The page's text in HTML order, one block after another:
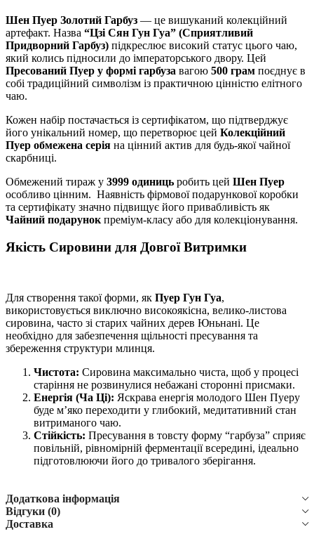
Шен Пуер Золотий Гарбуз — це вишуканий колекційний
артефакт. Назва “Цзі Сян Гун Гуа” (Сприятливий
Придворний Гарбуз) підкреслює високий статус цього чаю,
який колись підносили до імператорського двору. Цей
Пресований Пуер у формі гарбуза вагою 500 грам поєднує в
собі традиційний символізм із практичною цінністю елітного
чаю.
Кожен набір постачається із сертифікатом, що підтверджує
його унікальний номер, що перетворює цей Колекційний
Пуер обмежена серія на цінний актив для будь-якої чайної
скарбниці.
Обмежений тираж у 3999 одиниць робить цей Шен Пуер
особливо цінним. Наявність фірмової подарункової коробки
та сертифікату значно підвищує його привабливість як
Чайний подарунок преміум-класу або для колекціонування.
Якість Сировини для Довгої Витримки
Для створення такої форми, як Пуер Гун Гуа,
використовується виключно високоякісна, велико-листова
сировина, часто зі старих чайних дерев Юньнані. Це
необхідно для забезпечення щільності пресування та
збереження структури млинця.
Чистота: Сировина максимально чиста, щоб у процесі
старіння не розвинулися небажані сторонні присмаки.
Енергія (Ча Ці): Яскрава енергія молодого Шен Пуеру
буде м’яко переходити у глибокий, медитативний стан
витриманого чаю.
Стійкість: Пресування в товсту форму “гарбуза” сприяє
повільній, рівномірній ферментації всередині, ідеально
підготовлюючи його до тривалого зберігання.
Додаткова інформація
Відгуки (0)
Доставка